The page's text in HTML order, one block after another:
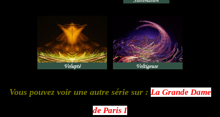
Vous pouvez voir une autre série sur : La Grande Dame
de Paris I